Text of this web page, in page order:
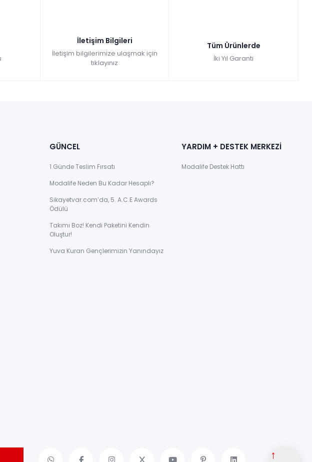
↑
İletişim Bilgileri
İletişim bilgilerimize ulaşmak için
tıklayınız
Tüm Ürünlerde
İki Yıl Garanti
GÜNCEL
1 Günde Teslim Fırsatı
Modalife Neden Bu Kadar Hesaplı?
Sikayetvar.com’da, 5. A.C.E Awards
Ödülü
Takımı Boz! Kendi Paketini Kendin
Oluştur!
Yuva Kuran Gençlerimizin Yanındayız
YARDIM + DESTEK MERKEZİ
Modalife Destek Hattı